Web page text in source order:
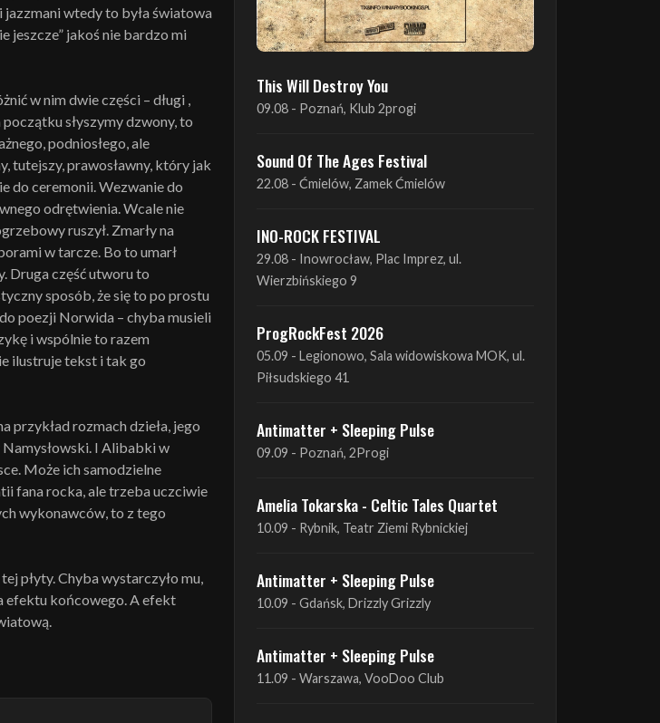
jazzmani wtedy to była światowa
jeszcze” jakoś nie bardzo mi
w nim dwie części – długi ,
słyszymy dzwony, to
podniosłego, ale
tutejszy, prawosławny, który jak
do ceremonii. Wezwanie do
odrętwienia. Wcale nie
ruszył. Zmarły na
w tarcze. Bo to umarł
Druga część utworu to
sposób, że się to po prostu
poezji Norwida – chyba musieli
i wspólnie to razem
ilustruje tekst i tak go
przykład rozmach dzieła, jego
Namysłowski. I Alibabki w
Może ich samodzielne
fana rocka, ale trzeba uczciwie
wykonawców, to z tego
płyty. Chyba wystarczyło mu,
efektu końcowego. A efekt
This Will Destroy You
09.08 - Poznań, Klub 2progi
Sound Of The Ages Festival
22.08 - Ćmielów, Zamek Ćmielów
INO-ROCK FESTIVAL
29.08 - Inowrocław, Plac Imprez, ul.
ProgRockFest 2026
05.09 - Legionowo, Sala widowiskowa MOK, ul.
Antimatter + Sleeping Pulse
09.09 - Poznań, 2Progi
Amelia Tokarska - Celtic Tales Quartet
10.09 - Rybnik, Teatr Ziemi Rybnickiej
Antimatter + Sleeping Pulse
10.09 - Gdańsk, Drizzly Grizzly
Antimatter + Sleeping Pulse
11.09 - Warszawa, VooDoo Club
Antimatter + Sleeping Pulse
12.09 - Kraków, Hype Park